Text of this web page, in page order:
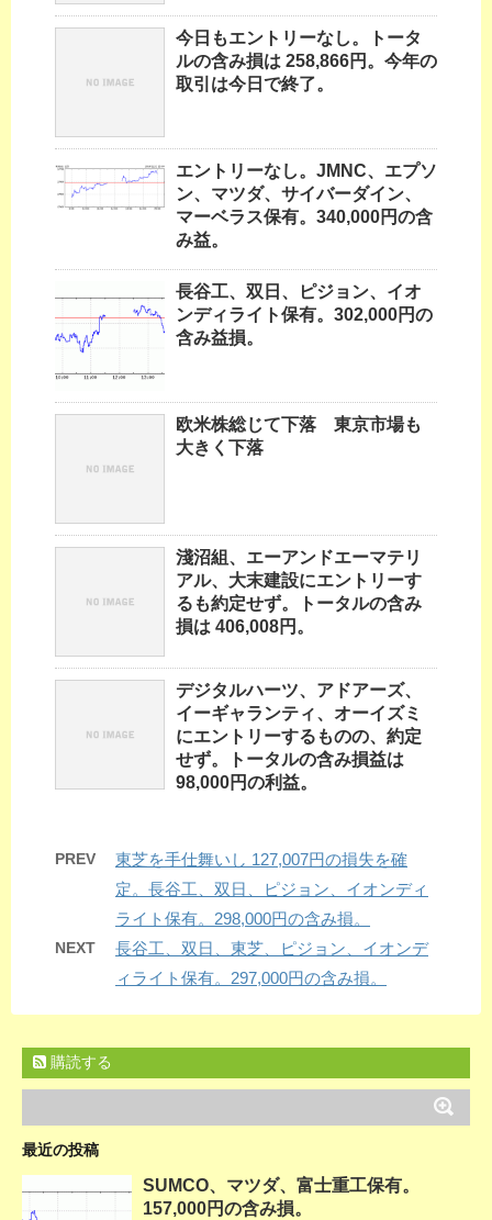
今日もエントリーなし。トータ
ルの含み損は 258,866円。今年の
取引は今日で終了。
エントリーなし。JMNC、エプソ
ン、マツダ、サイバーダイン、
マーベラス保有。340,000円の含
み益。
長谷工、双日、ピジョン、イオ
ンディライト保有。302,000円の
含み益損。
欧米株総じて下落 東京市場も
大きく下落
淺沼組、エーアンドエーマテリ
アル、大末建設にエントリーす
るも約定せず。トータルの含み
損は 406,008円。
デジタルハーツ、アドアーズ、
イーギャランティ、オーイズミ
にエントリーするものの、約定
せず。トータルの含み損益は
98,000円の利益。
PREV
東芝を手仕舞いし 127,007円の損失を確
定。長谷工、双日、ピジョン、イオンディ
ライト保有。298,000円の含み損。
NEXT
長谷工、双日、東芝、ピジョン、イオンデ
ィライト保有。297,000円の含み損。
購読する
最近の投稿
SUMCO、マツダ、富士重工保有。
157,000円の含み損。